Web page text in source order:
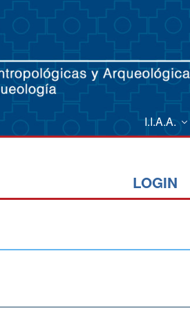
I.I.A.A.
LOGIN